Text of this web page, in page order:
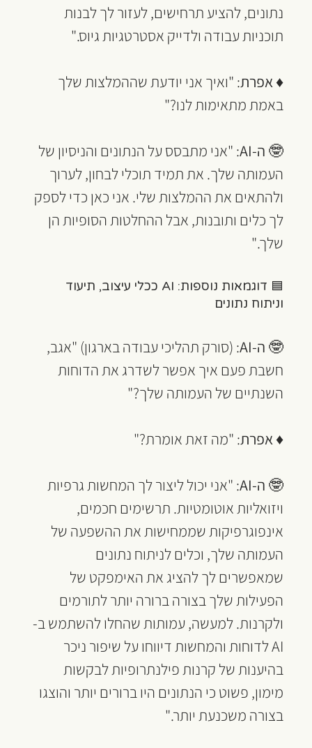
נתונים, להציע תרחישים, לעזור לך לבנות
תוכניות עבודה ולדייק אסטרטגיות גיוס."
♦ אפרת: "ואיך אני יודעת שההמלצות שלך
באמת מתאימות לנו?"
🤓 ה-AI
: "אני מתבסס על הנתונים והניסיון של
העמותה שלך. את תמיד תוכלי לבחון, לערוך
ולהתאים את ההמלצות שלי. אני כאן כדי לספק
לך כלים ותובנות, אבל ההחלטות הסופיות הן
שלך."
🟦 דוגמאות נוספות: AI ככלי עיצוב, תיעוד
וניתוח נתונים
🤓 ה-AI
: (סורק תהליכי עבודה בארגון) "אגב,
חשבת פעם איך אפשר לשדרג את הדוחות
השנתיים של העמותה שלך?"
♦ אפרת: "מה זאת אומרת?"
🤓 ה-AI
: "אני יכול ליצור לך המחשות גרפיות
ויזואליות אוטומטיות. תרשימים חכמים,
אינפוגרפיקות שממחישות את ההשפעה של
העמותה שלך, וכלים לניתוח נתונים
שמאפשרים לך להציג את האימפקט של
הפעילות שלך בצורה ברורה יותר לתורמים
ולקרנות. למעשה, עמותות שהחלו להשתמש ב-
AI לדוחות והמחשות דיווחו על שיפור ניכר
בהיענות של קרנות פילנתרופיות לבקשות
מימון, פשוט כי הנתונים היו ברורים יותר והוצגו
בצורה משכנעת יותר."